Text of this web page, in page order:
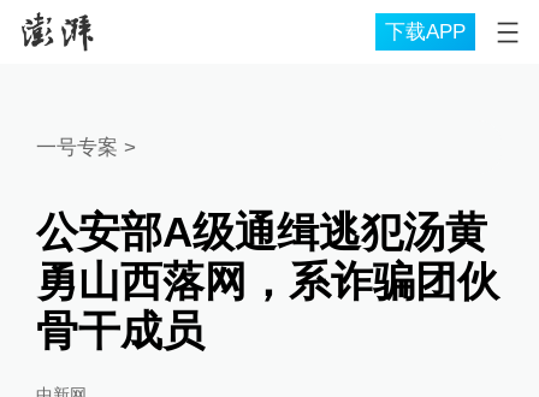
下载APP
一号专案 >
公安部A级通缉逃犯汤黄
勇山西落网，系诈骗团伙
骨干成员